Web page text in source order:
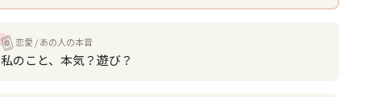
恋愛 あの人の本音
私のこと、本気？遊び？